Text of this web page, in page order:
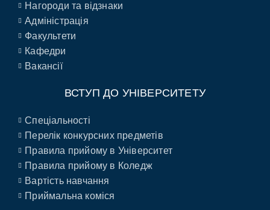
Нагороди та відзнаки
Адміністрація
Факультети
Кафедри
Вакансії
ВСТУП ДО УНІВЕРСИТЕТУ
Спеціальності
Перелік конкурсних предметів
Правила прийому в Університет
Правила прийому в Коледж
Вартість навчання
Приймальна коміся